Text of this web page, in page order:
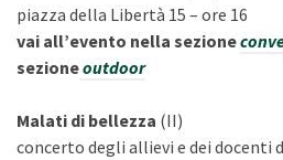
piazza della Libertà 15 – ore 16
vai all’evento nella sezione
sezioneoutdoor
Malati di bellezza (II)
concerto degli allievi e dei docenti